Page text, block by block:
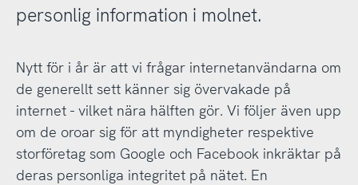
personlig information i molnet.
Nytt för i år är att vi frågar internetanvändarna om
de generellt sett känner sig övervakade på
internet - vilket nära hälften gör. Vi följer även upp
om de oroar sig för att myndigheter respektive
storföretag som Google och Facebook inkräktar på
deras personliga integritet på nätet. En